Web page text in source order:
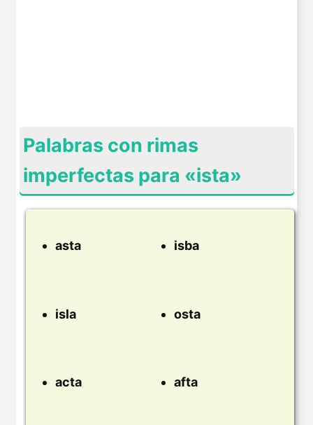
Palabras con rimas
imperfectas para «ista»
asta isba
isla osta
acta afta